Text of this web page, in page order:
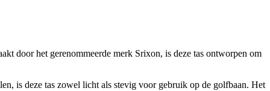
door het gerenommeerde merk Srixon, is deze tas ontworpen om
is deze tas zowel licht als stevig voor gebruik op de golfbaan. Het